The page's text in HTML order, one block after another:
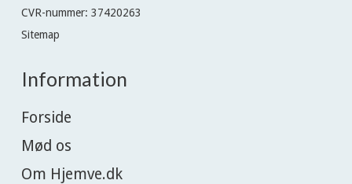
CVR-nummer: 37420263
Sitemap
Information
Forside
Mød os
Om Hjemve.dk